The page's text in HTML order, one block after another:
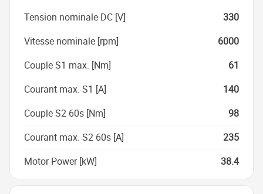
Tension nominale DC [V]
330
Vitesse nominale [rpm]
6000
Couple S1 max. [Nm]
61
Courant max. S1 [A]
140
Couple S2 60s [Nm]
98
Courant max. S2 60s [A]
235
Motor Power [kW]
38.4